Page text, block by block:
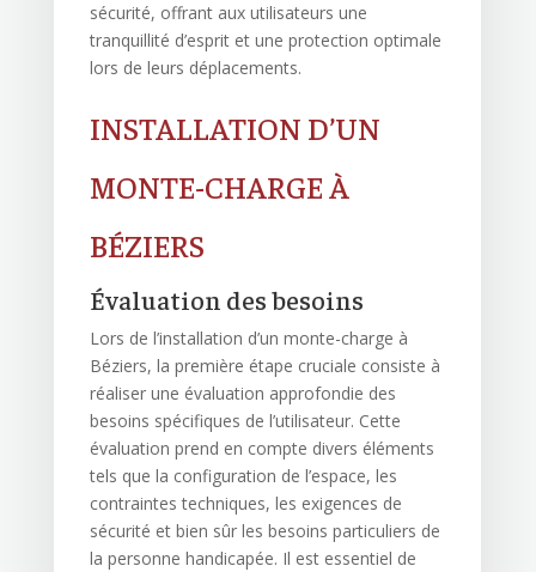
sécurité, offrant aux utilisateurs une
tranquillité d’esprit et une protection optimale
lors de leurs déplacements.
INSTALLATION D’UN
MONTE-CHARGE À
BÉZIERS
Évaluation des besoins
Lors de l’installation d’un monte-charge à
Béziers, la première étape cruciale consiste à
réaliser une évaluation approfondie des
besoins spécifiques de l’utilisateur. Cette
évaluation prend en compte divers éléments
tels que la configuration de l’espace, les
contraintes techniques, les exigences de
sécurité et bien sûr les besoins particuliers de
la personne handicapée. Il est essentiel de